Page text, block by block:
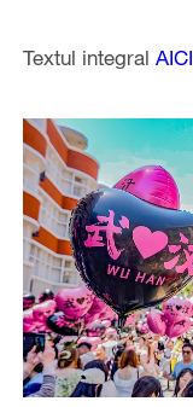
Textul integral AICI